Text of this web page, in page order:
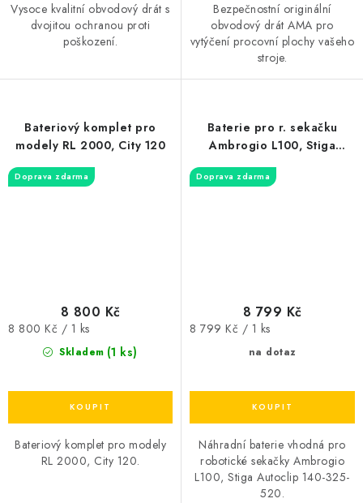
Vysoce kvalitní obvodový drát s
dvojitou ochranou proti
poškození.
Bezpečnostní originální
obvodový drát AMA pro
vytýčení procovní plochy vašeho
stroje.
Bateriový komplet pro
modely RL 2000, City 120
Doprava zdarma
Skladem (1 ks)
8 800 Kč
Měrná
8 800 Kč / 1 ks
Bateriový komplet pro modely
RL 2000, City 120.
Baterie pro r. sekačku
Ambrogio L100, Stiga
Autoclip 140-325-520
Doprava zdarma
na dotaz
8 799 Kč
Měrná
8 799 Kč / 1 ks
Náhradní baterie vhodná pro
robotické sekačky Ambrogio
L100, Stiga Autoclip 140-325-
520.